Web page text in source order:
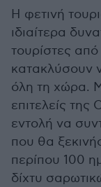
Η φετινή
ιδιαίτερα
τουρίστες
κατακλύσουν
όλη τη χώρα.
επιτελείς
εντολή να
που θα
περίπου 100
δίχτυ